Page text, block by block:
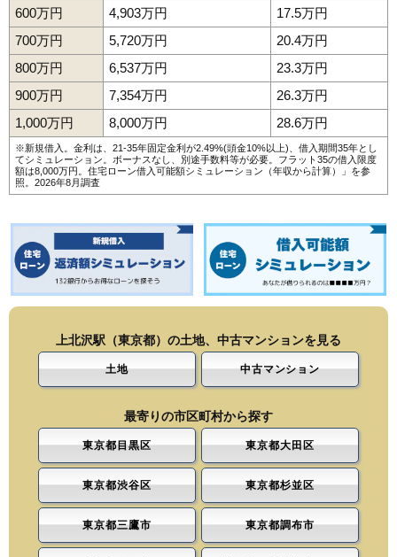
600万円
4,903万円
17.5万円
700万円
5,720万円
20.4万円
800万円
6,537万円
23.3万円
900万円
7,354万円
26.3万円
1,000万円
8,000万円 28.6万円
※新規借入。金利は、21-35年固定金利が2.49%(頭金10%以上)、借入期間35年とし
てシミュレーション。ボーナスなし、別途手数料等が必要。フラット35の借入限度
額は8,000万円。 住宅ローン借入可能額シミュレーション（年収から計算）
」を参
照。2026年8月調査
上北沢駅（東京都）の土地、中古マンションを見る
土地 中古マンション
最寄りの市区町村から探す
東京都目黒区 東京都大田区
東京都渋谷区 東京都杉並区
東京都三鷹市 東京都調布市